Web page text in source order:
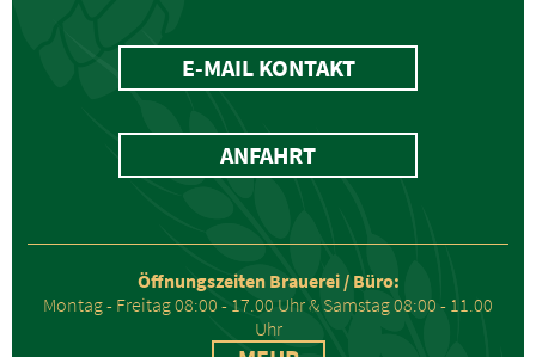
E-MAIL KONTAKT
ANFAHRT
Öffnungszeiten Brauerei / Büro:
Montag - Freitag 08:00 - 17.00 Uhr & Samstag 08:00 - 11.00
Uhr